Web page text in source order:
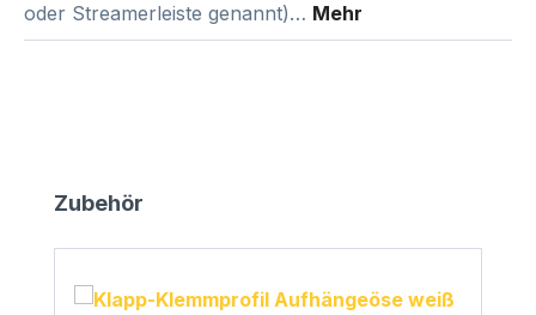
oder Streamerleiste genannt)… Mehr
Produktgalerie überspringen
Zubehör